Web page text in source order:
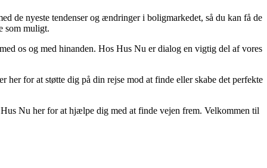
de nyeste tendenser og ændringer i boligmarkedet, så du kan få de
som muligt.
os og med hinanden. Hos Hus Nu er dialog en vigtig del af vores
for at støtte dig på din rejse mod at finde eller skabe det perfekte
Nu her for at hjælpe dig med at finde vejen frem. Velkommen til